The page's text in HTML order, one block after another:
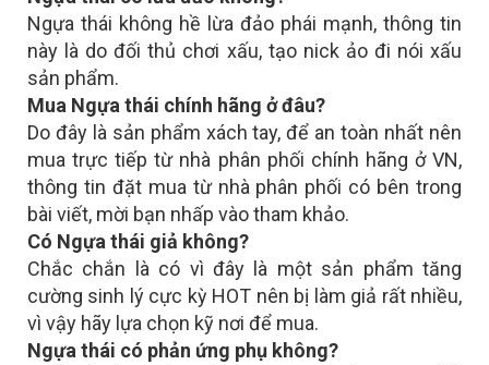
Ngựa thái không hề lừa đảo phái mạnh, thông tin
này là do đối thủ chơi xấu, tạo nick ảo đi nói xấu
sản phẩm.
Mua Ngựa thái chính hãng ở đâu?
Do đây là sản phẩm xách tay, để an toàn nhất nên
mua trực tiếp từ nhà phân phối chính hãng ở VN,
thông tin đặt mua từ nhà phân phối có bên trong
bài viết, mời bạn nhấp vào tham khảo.
Có Ngựa thái giả không?
Chắc chắn là có vì đây là một sản phẩm tăng
cường sinh lý cực kỳ HOT nên bị làm giả rất nhiều,
vì vậy hãy lựa chọn kỹ nơi để mua.
Ngựa thái có phản ứng phụ không?